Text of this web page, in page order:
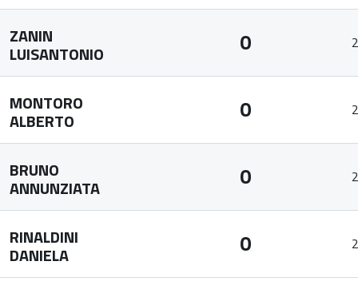
ZANIN
LUISANTONIO 0
MONTORO
ALBERTO 0
BRUNO
ANNUNZIATA 0
RINALDINI
DANIELA 0